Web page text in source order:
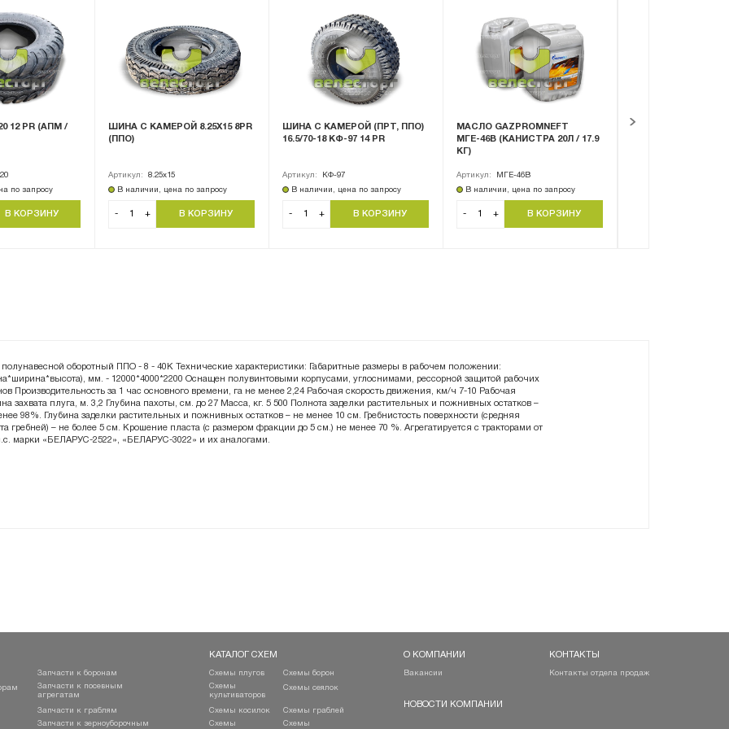
12 PR (АПМ /
по запросу
ШИНА С КАМЕРОЙ 8.25Х15 8PR
(ППО)
Артикул:
8.25х15
В наличии, цена по запросу
- +
ШИНА С КАМЕРОЙ (ПРТ, ППО)
16.5/70-18 КФ-97 14 PR
Артикул:
КФ-97
В наличии, цена по запросу
- +
МАСЛО GAZPROMNEFT
МГЕ-46В (КАНИСТРА 20Л / 17.9
КГ)
Артикул:
МГЕ-46В
В наличии, цена по запросу
- +
МАСЛО
полунавесной оборотный ППО - 8 - 40К Технические характеристики: Габаритные размеры в рабочем положении:
мм. - 12000*4000*2200 Оснащен полувинтовыми корпусами, углоснимами, рессорной защитой рабочих
Производительность за 1 час основного времени, га не менее 2,24 Рабочая скорость движения, км/ч 7-10 Рабочая
захвата плуга, м. 3,2 Глубина пахоты, см. до 27 Масса, кг. 5 500 Полнота заделки растительных и пожнивных остатков –
98%. Глубина заделки растительных и пожнивных остатков – не менее 10 см. Гребнистость поверхности (средняя
гребней) – не более 5 см. Крошение пласта (с размером фракции до 5 см.) не менее 70 %. Агрегатируется с тракторами от
марки «БЕЛАРУС-2522», «БЕЛАРУС-3022» и их аналогами.
Запчасти к боронам
Запчасти к посевным
агрегатам
Запчасти к граблям
Запчасти к зерноуборочным
КАТАЛОГ СХЕМ
Схемы плугов
Схемы борон
Схемы
культиваторов
Схемы сеялок
Схемы косилок
Схемы граблей
Схемы
Схемы
О КОМПАНИИ
Вакансии
НОВОСТИ КОМПАНИИ
КОНТАКТЫ
Контакты отдела продаж